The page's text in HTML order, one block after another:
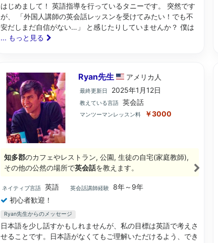
はじめまして！ 英語指導を行っているタニーです。 突然です
が、 「外国人講師の英会話レッスンを受けてみたい！でも不
安だしまだ自信がない…」 と感じたりしていませんか？ 僕は
... もっと見る
Ryan先生 アメリカ 人
最終更新日 2025年1月12日
教えている言語 英会話
マンツーマンレッスン料 ￥3000
知多郡のカフェやレストラン, 公園, 生徒の自宅(家庭教師),
その他の公然の場所で英会話を教えます。
ネイティブ言語 英語 英会話講師経験
8年～9年
初心者歓迎！
Ryan先生からのメッセージ
日本語を少し話すかもしれませんが、私の目標は英語で考えさ
せることです。日本語がなくてもご理解いただけるよう、でき